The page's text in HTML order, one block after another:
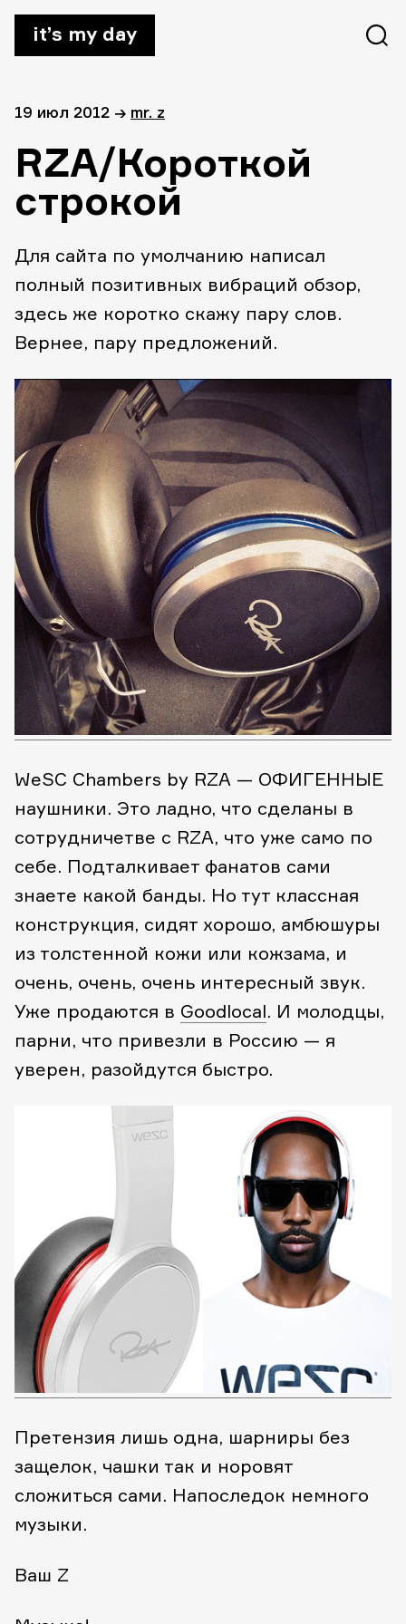
it’s my day
19 июл 2012 → mr. z
RZA/Короткой
строкой
Для сайта по умолчанию написал
полный позитивных вибраций обзор,
здесь же коротко скажу пару слов.
Вернее, пару предложений.
WeSC Chambers by RZA — ОФИГЕННЫЕ
наушники. Это ладно, что сделаны в
сотрудничетве с RZA, что уже само по
себе. Подталкивает фанатов сами
знаете какой банды. Но тут классная
конструкция, сидят хорошо, амбюшуры
из толстенной кожи или кожзама, и
очень, очень, очень интересный звук.
Уже продаются в Goodlocal. И молодцы,
парни, что привезли в Россию — я
уверен, разойдутся быстро.
Претензия лишь одна, шарниры без
защелок, чашки так и норовят
сложиться сами. Напоследок немного
музыки.
Ваш Z